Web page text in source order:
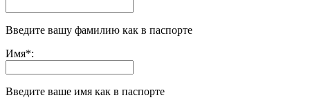
Введите вашу фамилию как в паспорте
Имя*:
Введите ваше имя как в паспорте